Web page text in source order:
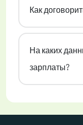
Как
На каких
зарплаты?